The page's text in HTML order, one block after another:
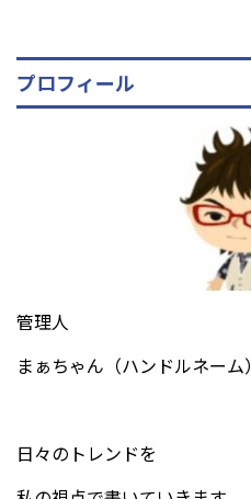
プロフィール
管理人
まぁちゃん（ハンドルネーム）
日々のトレンドを